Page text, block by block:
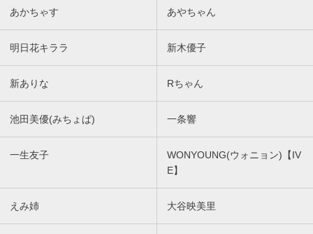
あかちゃす あやちゃん
明日花キララ 新木優子
新ありな Rちゃん
池田美優(みちょぱ) 一条響
一生友子
WONYOUNG(ウォニョン)【IV
E】
えみ姉 大谷映美里